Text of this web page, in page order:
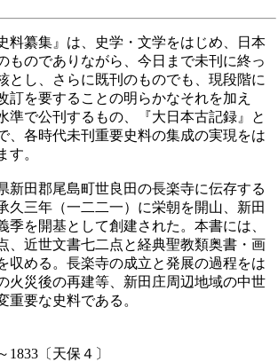
史料纂集』は、史学・文学をはじめ、日本
ものでありながら、今日まで未刊に終っ
とし、さらに既刊のものでも、現段階に
訂を要することの明らかなそれを加え
準で公刊するもの、『大日本古記録』と
、各時代未刊重要史料の集成の実現をは
す。
新田郡尾島町世良田の長楽寺に伝存する
久三年（一二二一）に栄朝を開山、新田
季を開基として創建された。本書には、
、近世文書七二点と経典聖教類奥書・画
収める。長楽寺の成立と発展の過程をは
火災後の再建等、新田庄周辺地域の中世
重要な史料である。
1833〔天保４〕